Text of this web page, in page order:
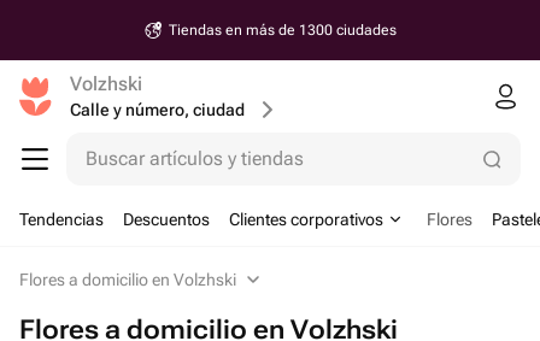
Tiendas en más de 1300 ciudades
Volzhski
Calle y número, ciudad
Buscar artículos y tiendas
Tendencias Descuentos Clientes corporativos Flores
Flores a domicilio en Volzhski
Flores a domicilio en Volzhski